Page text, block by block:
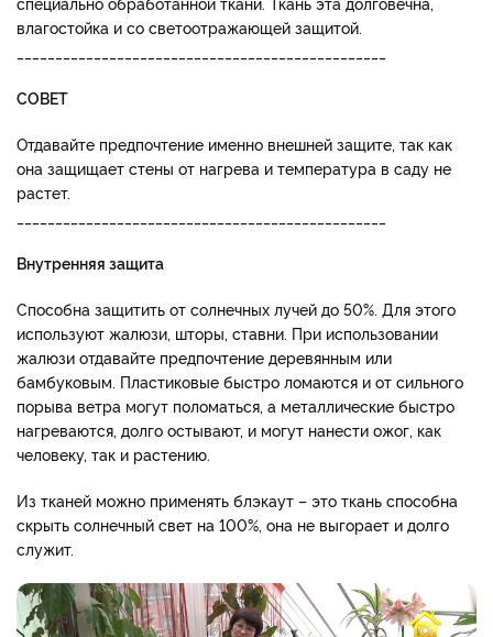
влагостойка и со светоотражающей защитой.
СОВЕТ
Отдавайте предпочтение именно внешней защите, так как
она защищает стены от нагрева и температура в саду не
растет.
Внутренняя защита
Способна защитить от солнечных лучей до 50%. Для этого
используют жалюзи, шторы, ставни. При использовании
жалюзи отдавайте предпочтение деревянным или
бамбуковым. Пластиковые быстро ломаются и от сильного
порыва ветра могут поломаться, а металлические быстро
нагреваются, долго остывают, и могут нанести ожог, как
человеку, так и растению.
Из тканей можно применять блэкаут – это ткань способна
скрыть солнечный свет на 100%, она не выгорает и долго
служит.